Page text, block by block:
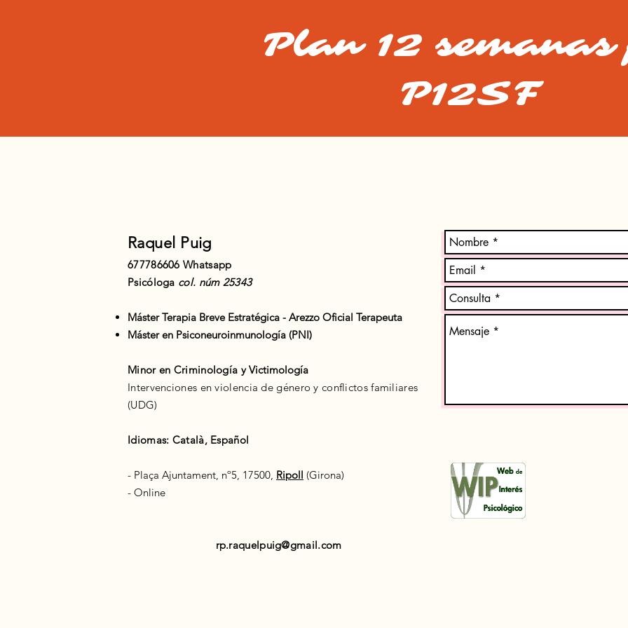
Plan 12
P12SF
Raquel Puig
677786606 Whatsapp
Psicóloga col. núm 25343
Máster Terapia Breve Estratégica - Arezzo Oficial Terapeuta
Máster en Psiconeuroinmunología (PNI)
Minor en Criminología yVictimología
Intervenciones en violencia de género y conflictos familiares
(UDG)
Idiomas: Català, Español
- Plaça Ajuntament, nº5, 17500, Ripoll (Girona)
- Online
rp.raquelpuig@gmail.com